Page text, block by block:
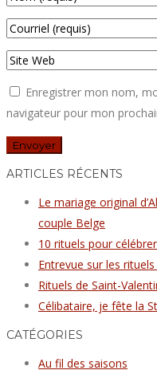
Enregistrer mon nom,
navigateur pour mon
ARTICLES RÉCENTS
Le mariage original
couple Belge
10 rituels pour
Entrevue sur les
Rituels de Saint-
Célibataire, je fête la
CATÉGORIES
Au fil des saisons